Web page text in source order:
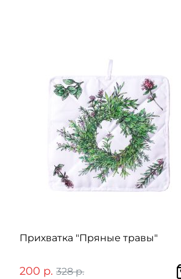
Прихватка "Пряные травы"
200 р. 328 р.